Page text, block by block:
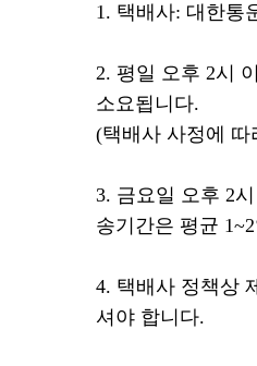
1. 택배사: 대한통
2. 평일 오후 2시
소요됩니다.
(택배사 사정에
3. 금요일 오후 2
송기간은 평균
4. 택배사 정책상
셔야 합니다.